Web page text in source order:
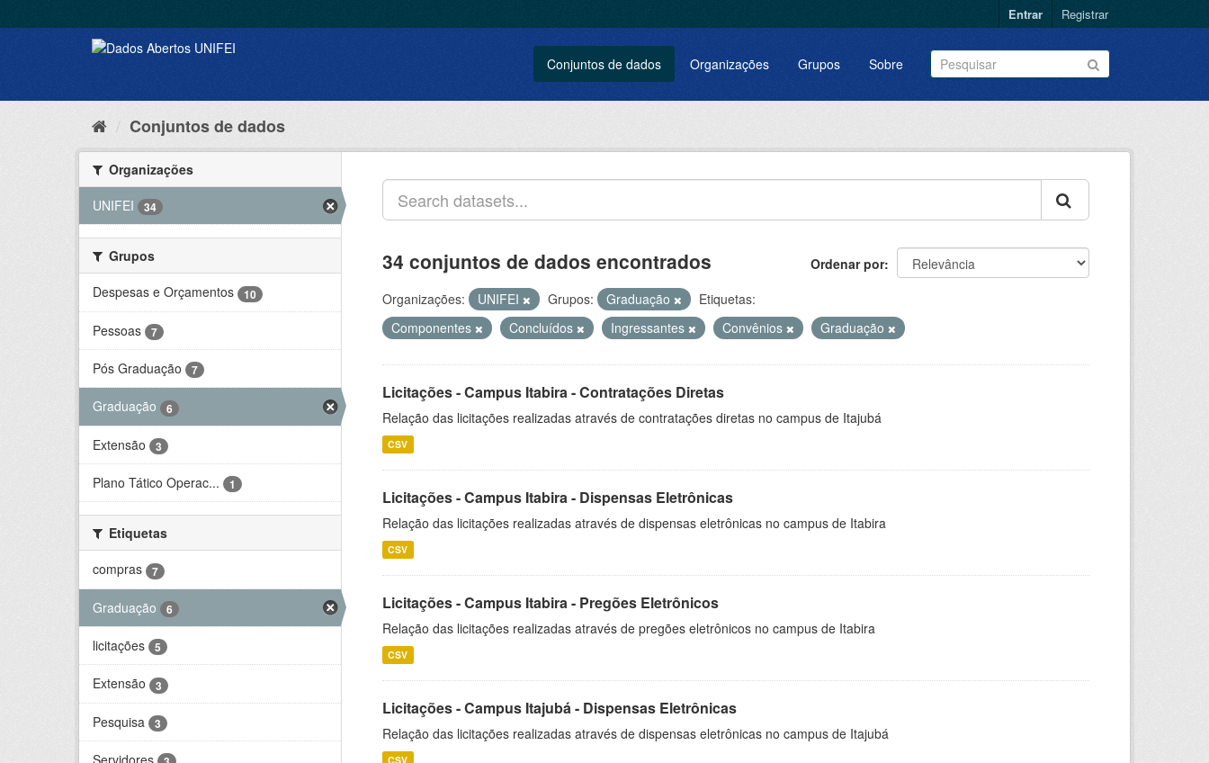
Entrar Registrar
Conjuntos de dados Organizações Grupos Sobre
Conjuntos de dados
Organizações
UNIFEI
34
Grupos
Despesas e Orçamentos
10
Pessoas 7
Pós Graduação 7
Graduação 6
Extensão 3
Plano Tático Operac... 1
Etiquetas
compras
7
Graduação 6
licitações 5
Extensão 3
Pesquisa 3
Servidores
Ordenar por
34 conjuntos de dados encontrados
Organizações: UNIFEI Grupos: Graduação
Etiquetas:
Componentes
Concluídos Ingressantes Convênios Graduação
Licitações - Campus Itabira - Contratações Diretas
Relação das licitações realizadas através de contratações diretas no campus de Itajubá
CSV
Licitações - Campus Itabira - Dispensas Eletrônicas
Relação das licitações realizadas através de dispensas eletrônicas no campus de Itabira
CSV
Licitações - Campus Itabira - Pregões Eletrônicos
Relação das licitações realizadas através de pregões eletrônicos no campus de Itabira
CSV
Licitações - Campus Itajubá - Dispensas Eletrônicas
Relação das licitações realizadas através de dispensas eletrônicas no campus de Itajubá
CSV